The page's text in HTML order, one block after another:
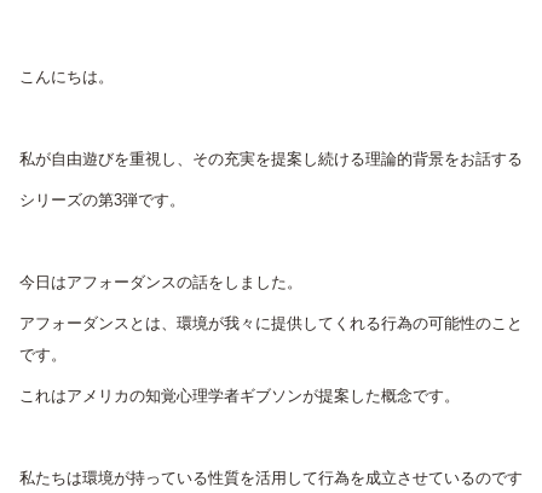
こんにちは。
私が自由遊びを重視し、その充実を提案し続ける理論的背景をお話する
シリーズの第3弾です。
今日はアフォーダンスの話をしました。
アフォーダンスとは、環境が我々に提供してくれる行為の可能性のこと
です。
これはアメリカの知覚心理学者ギブソンが提案した概念です。
私たちは環境が持っている性質を活用して行為を成立させているのです